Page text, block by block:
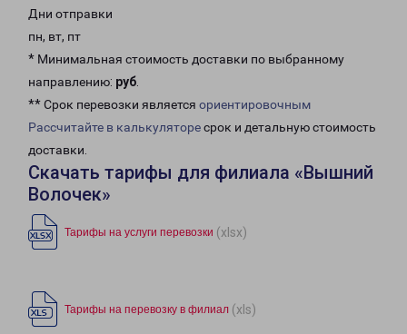
Дни отправки
пн, вт, пт
* Минимальная стоимость доставки по выбранному
направлению: руб.
** Срок перевозки является ориентировочным
Рассчитайте в калькуляторесрок и детальную стоимость
доставки.
Скачать тарифы для филиала «Вышний
Волочек»
Тарифы на услуги перевозки (xlsx)
Тарифы на перевозку в филиал (xls)